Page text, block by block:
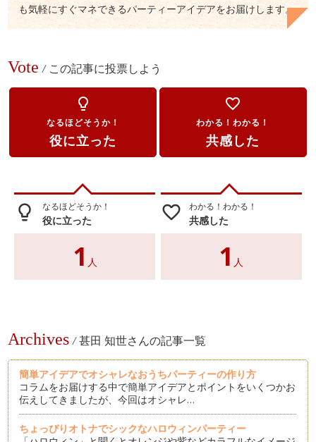
も気軽にすぐマネできるパーティーアイデアをお届けします。
Vote / この記事に投票しよう
lightbulb_outline
なるほどそうか！
役に立った
favorite_border
わかる！わかる！
共感した
lightbulb_outline なるほどそうか！
役に立った
1 人
favorite_border わかる！わかる！
共感した
1 人
Archives / 甚田 知世さんの記事一覧
簡単アイデアでオシャレなおうちパーティーの作り方
コラムをお届けする中で簡単アイデアとポイントをいくつかお
伝えしてきましたが、今回はオシャレ…
ちょっぴりオトナでシックなハロウィンパーティー